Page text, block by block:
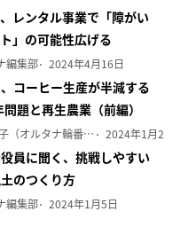
レンタル事業で「障がい
」の可能性広げる
編集部 2024年4月16日
コーヒー生産が半減する
題と再生農業（前編）
吉田 広子（オルタナ輪番編集長） 2024年1月29日
員に聞く、挑戦しやすい
のつくり方
編集部 2024年1月5日